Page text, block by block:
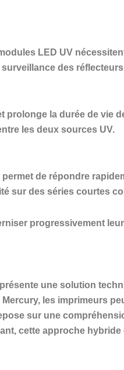
LED UV
des
prolonge la durée de vie
les deux sources UV.
de répondre
sur des séries courtes
progressivement
une solution
les imprimeurs
sur une
cette approche